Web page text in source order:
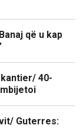
që u kap
40-
Guterres: